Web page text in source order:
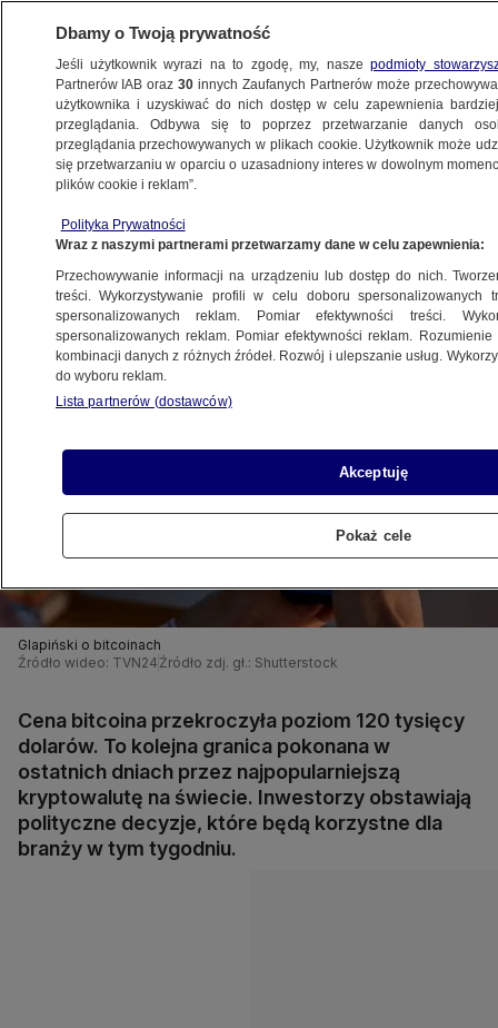
BIZNES
ZE ŚWIATA
14.07.2025, 11:22
Udostępnij
Glapiński o bitcoinach
Źródło wideo: TVN24 Źródło zdj. gł.: Shutterstock
Cena bitcoina przekroczyła poziom 120 tysięcy
dolarów. To kolejna granica pokonana w
ostatnich dniach przez najpopularniejszą
kryptowalutę na świecie. Inwestorzy obstawiają
polityczne decyzje, które będą korzystne dla
branży w tym tygodniu.
Dbamy o Twoją prywatność
Jeśli użytkownik wyrazi na to zgodę, my, naszepodmioty
Partnerów IAB oraz30 innych Zaufanych Partnerów może
użytkownika i uzyskiwać do nich dostęp w celu zapewnienia
przeglądania. Odbywa się to poprzez przetwarzanie danych
przeglądania przechowywanych w plikach cookie. Użytkownik może
się przetwarzaniu w oparciu o uzasadniony interes w dowolnym
plików cookie i reklam”.
Polityka Prywatności
Wraz z naszymi partnerami przetwarzamy dane w celu zapewnienia:
Przechowywanie informacji na urządzeniu lub dostęp do nich.
treści. Wykorzystywanie profili w celu doboru spersonalizowanych
spersonalizowanych reklam. Pomiar efektywności treści.
spersonalizowanych reklam. Pomiar efektywności reklam.
kombinacji danych z różnych źródeł. Rozwój i ulepszanie usług.
do wyboru reklam.
Lista partnerów (dostawców)
Akceptuję
Pokaż cele